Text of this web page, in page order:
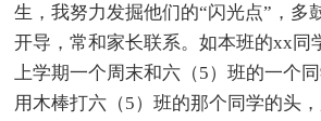
生，我努力发掘他们的“闪光点”，多
开导，常和家长联系。如本班的xx同
上学期一个周末和六（5）班的一个
用木棒打六（5）班的那个同学的头